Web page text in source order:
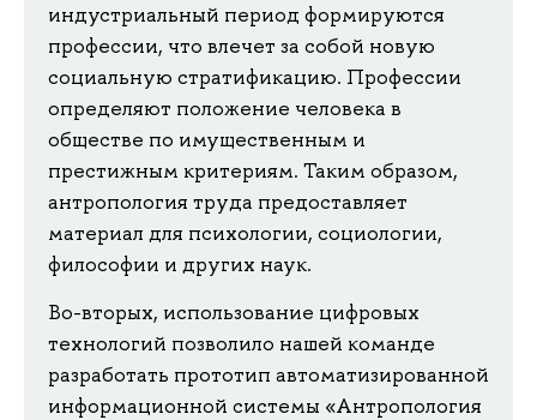
индустриальный период формируются
профессии, что влечет за собой новую
социальную стратификацию. Профессии
определяют положение человека в
обществе по имущественным и
престижным критериям. Таким образом,
антропология труда предоставляет
материал для психологии, социологии,
философии и других наук.
Во-вторых, использование цифровых
технологий позволило нашей команде
разработать прототип автоматизированной
информационной системы «Антропология